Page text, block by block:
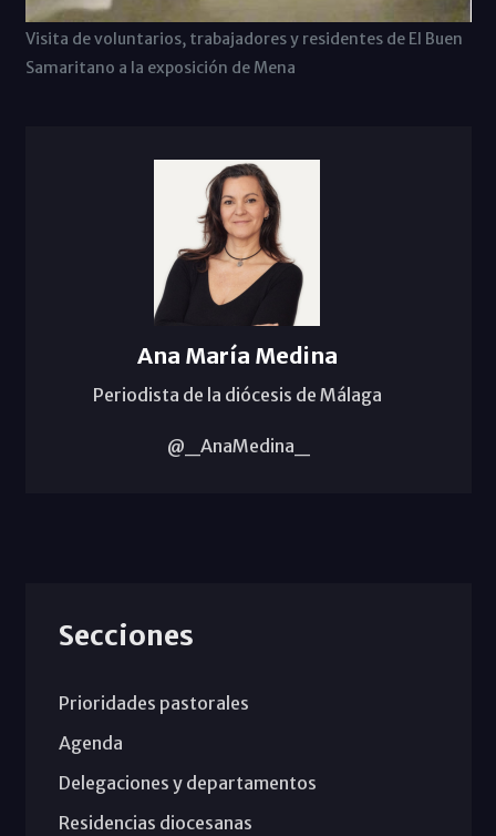
Visita de voluntarios, trabajadores y residentes de El Buen
Samaritano a la exposición de Mena
Ana María Medina
Periodista de la diócesis de Málaga
@_AnaMedina_
Secciones
Prioridades pastorales
Agenda
Delegaciones y departamentos
Residencias diocesanas